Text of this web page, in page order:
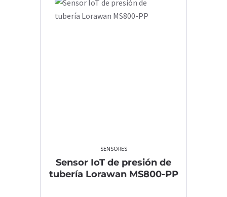
SENSORES
Sensor IoT de presión de
tubería Lorawan MS800-PP